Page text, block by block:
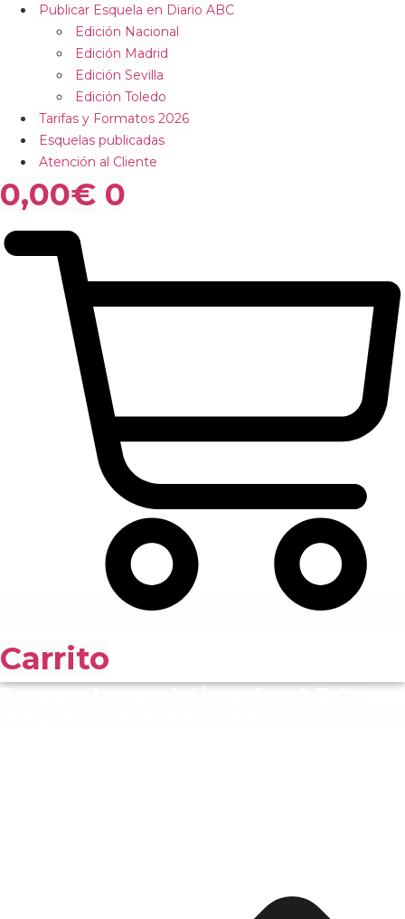
Publicar Esquela en Diario ABC
Edición Nacional
Edición Madrid
Edición Sevilla
Edición Toledo
Tarifas y Formatos 2026
Esquelas publicadas
Atención al Cliente
0,00€ 0
Carrito